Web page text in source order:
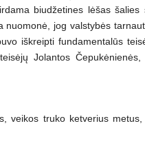
biudžetines lėšas šalies
jog valstybės
iškreipti fundamentalūs
Jolantos
veikos truko ketverius